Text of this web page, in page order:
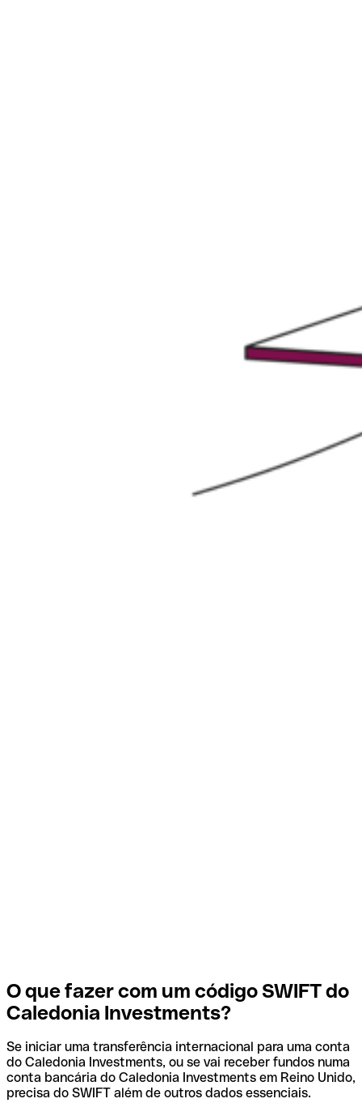
O que fazer com um código SWIFT do
Caledonia Investments?
Se iniciar uma transferência internacional para uma conta
do Caledonia Investments, ou se vai receber fundos numa
conta bancária do Caledonia Investments em Reino Unido,
precisa do SWIFT além de outros dados essenciais.